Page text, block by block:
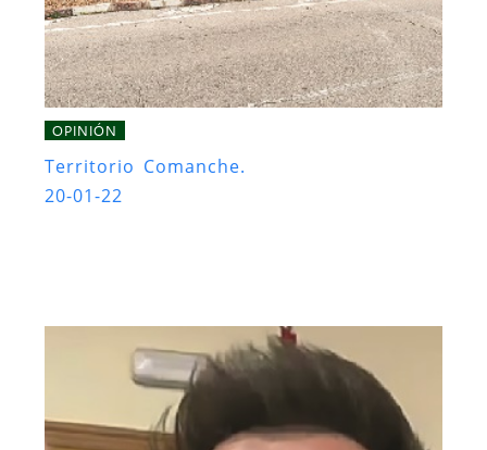
OPINIÓN
Territorio Comanche.
20-01-22